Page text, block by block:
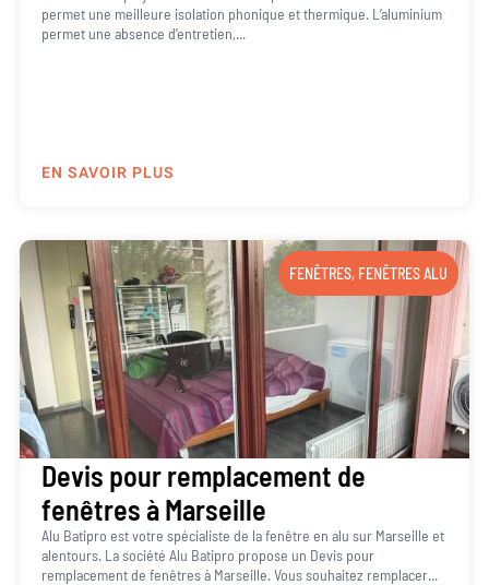
permet une meilleure isolation phonique et thermique. L’aluminium
permet une absence d’entretien,...
EN SAVOIR PLUS
FENÊTRES, FENÊTRES ALU
Devis pour remplacement de
fenêtres à Marseille
Alu Batipro est votre spécialiste de la fenêtre en alu sur Marseille et
alentours. La société Alu Batipro propose un Devis pour
remplacement de fenêtres à Marseille. Vous souhaitez remplacer...